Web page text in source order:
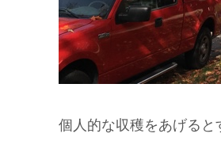
個人的な収穫をあげる